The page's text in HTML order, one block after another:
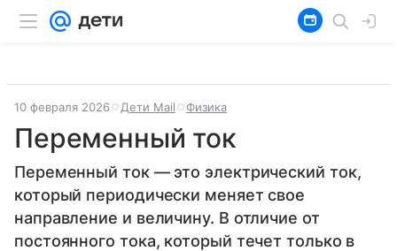
10 февраля 2026 Дети Mail Физика
Переменный ток
Переменный ток — это электрический ток,
который периодически меняет свое
направление и величину. В отличие от
постоянного тока, который течет только в